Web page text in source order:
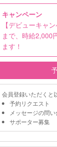
キャンペーン
【デビューキャ
まで、時給2,000
ます！
会員登録いただくと
予約リクエスト
メッセージの問
サポーター募集